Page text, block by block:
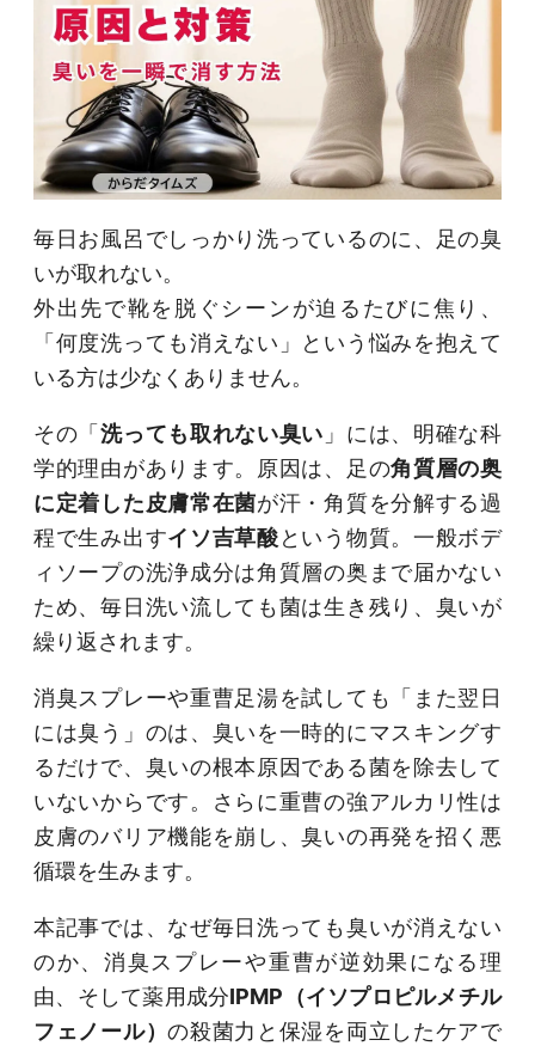
毎日お風呂でしっかり洗っているのに、足の臭
いが取れない。
外出先で靴を脱ぐシーンが迫るたびに焦り、
「何度洗っても消えない」という悩みを抱えて
いる方は少なくありません。
その「洗っても取れない臭い 」には、明確な科
学的理由があります。原因は、足の角質層の奥
に定着した皮膚常在菌が汗・角質を分解する過
程で生み出すイソ吉草酸という物質。一般ボデ
ィソープの洗浄成分は角質層の奥まで届かない
ため、毎日洗い流しても菌は生き残り、臭いが
繰り返されます。
消臭スプレーや重曹足湯を試しても「また翌日
には臭う」のは、臭いを一時的にマスキングす
るだけで、臭いの根本原因である菌を除去して
いないからです。さらに重曹の強アルカリ性は
皮膚のバリア機能を崩し、臭いの再発を招く悪
循環を生みます。
本記事では、なぜ毎日洗っても臭いが消えない
のか、消臭スプレーや重曹が逆効果になる理
由、そして薬用成分IPMP（イソプロピルメチル
フェノール）の殺菌力と保湿を両立したケアで